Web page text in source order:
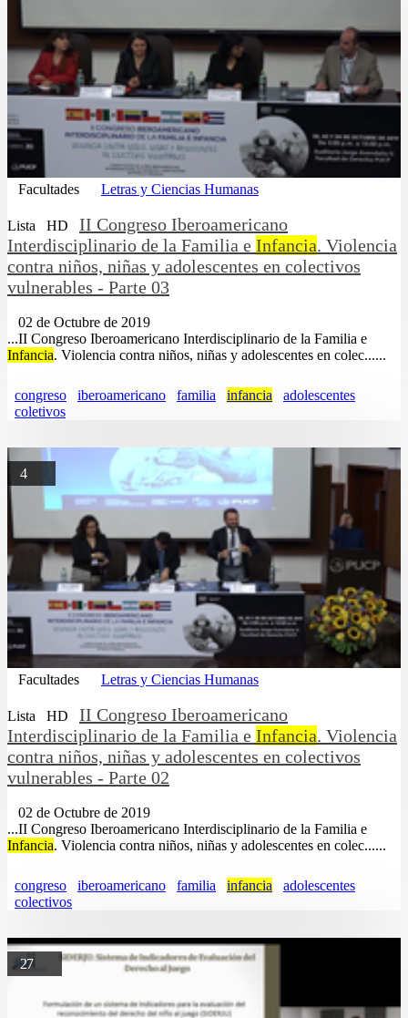
Facultades Letras y Ciencias Humanas
Lista HD
II Congreso Iberoamericano
Interdisciplinario de la Familia e Infancia. Violencia
contra niños, niñas y adolescentes en colectivos
vulnerables - Parte 03
02 de Octubre de 2019
...II Congreso Iberoamericano Interdisciplinario de la Familia e
Infancia. Violencia contra niños, niñas y adolescentes en colec......
congreso iberoamericano familia infancia
adolescentes
coletivos
4
Facultades Letras y Ciencias Humanas
Lista HD
II Congreso Iberoamericano
Interdisciplinario de la Familia e Infancia. Violencia
contra niños, niñas y adolescentes en colectivos
vulnerables - Parte 02
02 de Octubre de 2019
...II Congreso Iberoamericano Interdisciplinario de la Familia e
Infancia. Violencia contra niños, niñas y adolescentes en colec......
congreso iberoamericano familia infancia
adolescentes
colectivos
27